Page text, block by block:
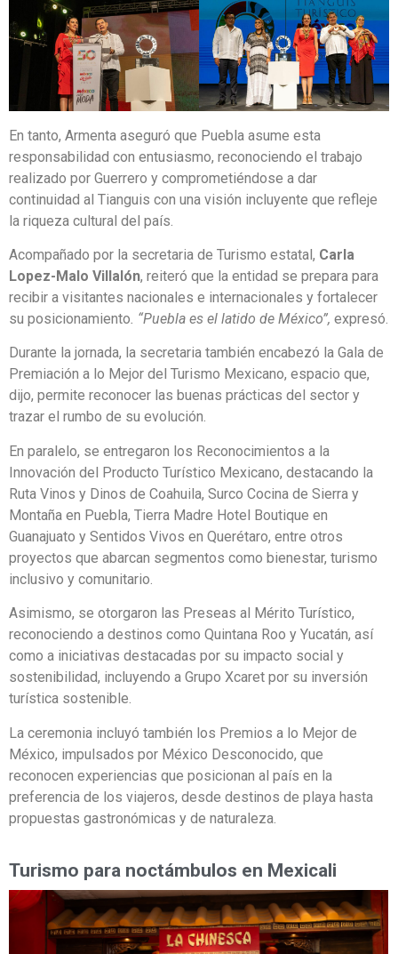
En tanto, Armenta aseguró que Puebla asume esta
responsabilidad con entusiasmo, reconociendo el trabajo
realizado por Guerrero y comprometiéndose a dar
continuidad al Tianguis con una visión incluyente que refleje
la riqueza cultural del país.
Acompañado por la secretaria de Turismo estatal, Carla
Lopez-Malo Villalón, reiteró que la entidad se prepara para
recibir a visitantes nacionales e internacionales y fortalecer
su posicionamiento. “Puebla es el latido de México”, expresó.
Durante la jornada, la secretaria también encabezó la Gala de
Premiación a lo Mejor del Turismo Mexicano, espacio que,
dijo, permite reconocer las buenas prácticas del sector y
trazar el rumbo de su evolución.
En paralelo, se entregaron los Reconocimientos a la
Innovación del Producto Turístico Mexicano, destacando la
Ruta Vinos y Dinos de Coahuila, Surco Cocina de Sierra y
Montaña en Puebla, Tierra Madre Hotel Boutique en
Guanajuato y Sentidos Vivos en Querétaro, entre otros
proyectos que abarcan segmentos como bienestar, turismo
inclusivo y comunitario.
Asimismo, se otorgaron las Preseas al Mérito Turístico,
reconociendo a destinos como Quintana Roo y Yucatán, así
como a iniciativas destacadas por su impacto social y
sostenibilidad, incluyendo a Grupo Xcaret por su inversión
turística sostenible.
La ceremonia incluyó también los Premios a lo Mejor de
México, impulsados por México Desconocido, que
reconocen experiencias que posicionan al país en la
preferencia de los viajeros, desde destinos de playa hasta
propuestas gastronómicas y de naturaleza.
Turismo para noctámbulos en Mexicali